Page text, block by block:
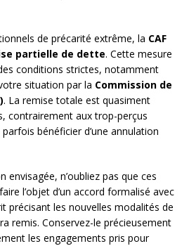
de précarité extrême, la CAF
partielle de dette. Cette mesure
conditions strictes, notamment
situation par la Commission de
. La remise totale est quasiment
contrairement aux trop-perçus
bénéficier d’une annulation
envisagée, n’oubliez pas que ces
l’objet d’un accord formalisé avec
précisant les nouvelles modalités de
remis. Conservez-le précieusement
les engagements pris pour